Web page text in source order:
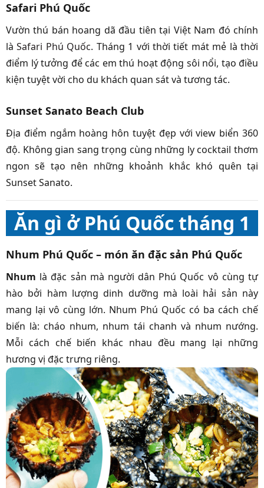
Safari Phú Quốc
Vườn thú bán hoang dã đầu tiên tại Việt Nam đó chính
làSafari Phú Quốc. Tháng 1 với thời tiết mát mẻ là thời
điểm lý tưởng để các em thú hoạt động sôi nổi, tạo điều
kiện tuyệt vời cho du khách quan sát và tương tác.
Sunset Sanato Beach Club
Địa điểm ngắm hoàng hôn tuyệt đẹp với view biển 360
độ. Không gian sang trọng cùng những ly cocktail thơm
ngon sẽ tạo nên những khoảnh khắc khó quên tại
Sunset Sanato.
Ăn gì ở Phú Quốc tháng 1
Nhum Phú Quốc – món ăn đặc sản Phú Quốc
Nhum là đặc sản mà người dân Phú Quốc vô cùng tự
hào bởi hàm lượng dinh dưỡng mà loài hải sản này
mang lại vô cùng lớn. Nhum Phú Quốc có ba cách chế
biến là: cháo nhum, nhum tái chanh và nhum nướng.
Mỗi cách chế biến khác nhau đều mang lại những
hương vị đặc trưng riêng.